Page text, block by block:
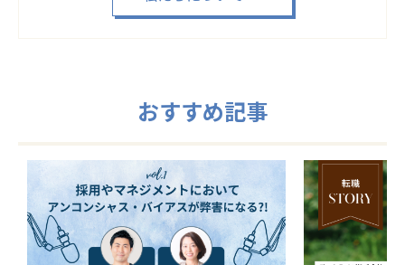
おすすめ記事